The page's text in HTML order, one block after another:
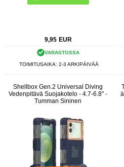
9,95 EUR
VARASTOSSA
TOIMITUSAIKA: 2-3 ARKIPÄIVÄÄ
Shellbox Gen.2 Universal Diving
Vedenpitävä Suojakotelo - 4.7-6.8" -
Tumman Sininen